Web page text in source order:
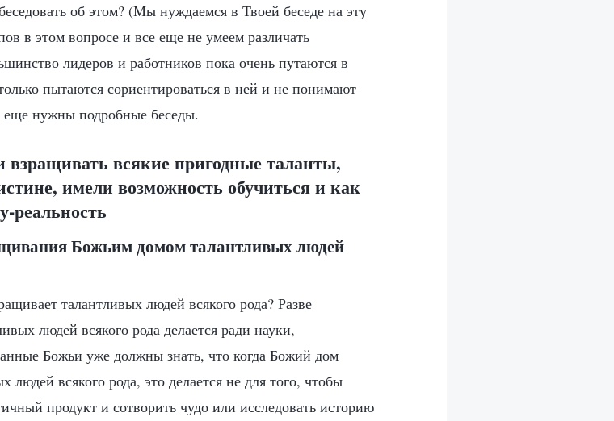
об этом? (Мы нуждаемся в Твоей беседе на эту
в этом вопросе и все еще не умеем различать
лидеров и работников пока очень путаются в
пытаются сориентироваться в ней и не понимают
нужны подробные беседы.
всякие пригодные таланты,
имели возможность обучиться и как
реальность
Божьим домом талантливых людей
талантливых людей всякого рода? Разве
людей всякого рода делается ради науки,
Божьи уже должны знать, что когда Божий дом
людей всякого рода, это делается не для того, чтобы
продукт и сотворить чудо или исследовать историю